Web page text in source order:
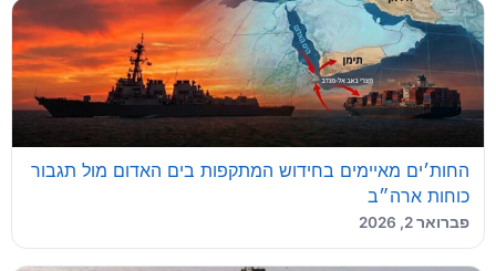
החות׳ים מאיימים בחידוש המתקפות בים האדום מול תגבור
כוחות ארה״ב
פברואר 2, 2026